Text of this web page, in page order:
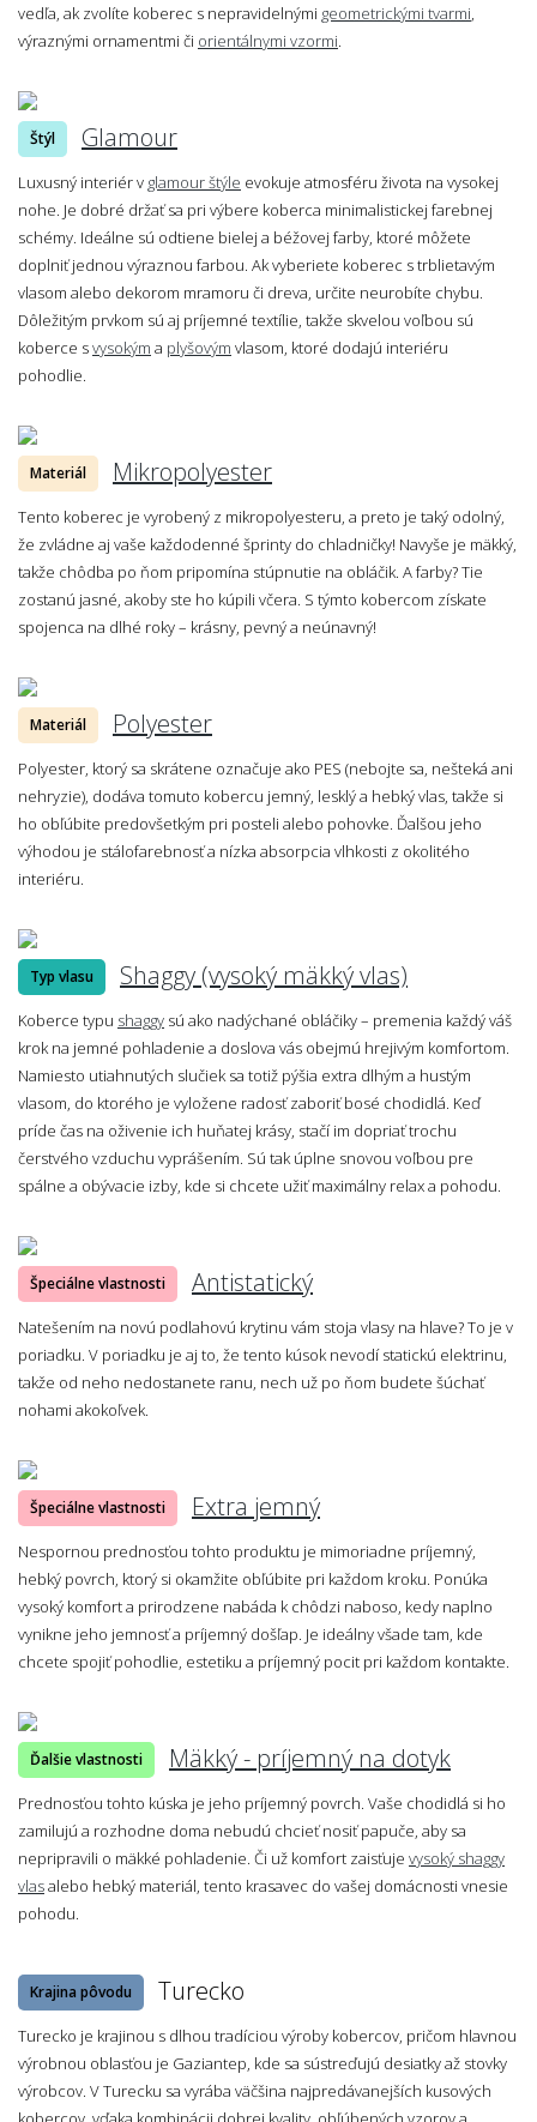
vedľa, ak zvolíte koberec s nepravidelnými geometrickými tvarmi
výraznými ornamentmi či orientálnymi vzormi
Štýl Glamour
Luxusný interiér v glamour štýle evokuje atmosféru života na vysokej
nohe. Je dobré držať sa pri výbere koberca minimalistickej farebnej
schémy. Ideálne sú odtiene bielej a béžovej farby, ktoré môžete
doplniť jednou výraznou farbou. Ak vyberiete koberec s trblietavým
vlasom alebo dekorom mramoru či dreva, určite neurobíte chybu.
Dôležitým prvkom sú aj príjemné textílie, takže skvelou voľbou sú
koberce svysokým a plyšovým vlasom, ktoré dodajú interiéru
pohodlie.
Materiál Mikropolyester
Tento koberec je vyrobený z mikropolyesteru, a preto je taký odolný,
že zvládne aj vaše každodenné šprinty do chladničky! Navyše je mäkký,
takže chôdba po ňom pripomína stúpnutie na obláčik. A farby? Tie
zostanú jasné, akoby ste ho kúpili včera. S týmto kobercom získate
spojenca na dlhé roky – krásny, pevný a neúnavný!
Materiál Polyester
Polyester, ktorý sa skrátene označuje ako PES (nebojte sa, nešteká ani
nehryzie), dodáva tomuto kobercu jemný, lesklý a hebký vlas, takže si
ho obľúbite predovšetkým pri posteli alebo pohovke. Ďalšou jeho
výhodou je stálofarebnosť a nízka absorpcia vlhkosti z okolitého
interiéru.
Typ vlasu Shaggy (vysoký mäkký vlas)
Koberce typu shaggy sú ako nadýchané obláčiky – premenia každý váš
krok na jemné pohladenie a doslova vás obejmú hrejivým komfortom.
Namiesto utiahnutých slučiek sa totiž pýšia extra dlhým a hustým
vlasom, do ktorého je vyložene radosť zaboriť bosé chodidlá. Keď
príde čas na oživenie ich huňatej krásy, stačí im dopriať trochu
čerstvého vzduchu vyprášením. Sú tak úplne snovou voľbou pre
spálne a obývacie izby, kde si chcete užiť maximálny relax a pohodu.
Špeciálne vlastnosti Antistatický
Natešením na novú podlahovú krytinu vám stoja vlasy na hlave? To je v
poriadku. V poriadku je aj to, že tento kúsok nevodí statickú elektrinu,
takže od neho nedostanete ranu, nech už po ňom budete šúchať
nohami akokoľvek.
Špeciálne vlastnosti Extra jemný
Nespornou prednosťou tohto produktu je mimoriadne príjemný,
hebký povrch, ktorý si okamžite obľúbite pri každom kroku. Ponúka
vysoký komfort a prirodzene nabáda k chôdzi naboso, kedy naplno
vynikne jeho jemnosť a príjemný došľap. Je ideálny všade tam, kde
chcete spojiť pohodlie, estetiku a príjemný pocit pri každom kontakte.
Ďalšie vlastnosti Mäkký - príjemný na dotyk
Prednosťou tohto kúska je jeho príjemný povrch. Vaše chodidlá si ho
zamilujú a rozhodne doma nebudú chcieť nosiť papuče, aby sa
nepripravili o mäkké pohladenie. Či už komfort zaisťuje vysoký shaggy
vlasalebo hebký materiál, tento krasavec do vašej domácnosti vnesie
pohodu.
Krajina pôvodu Turecko
Turecko je krajinou s dlhou tradíciou výroby kobercov, pričom hlavnou
výrobnou oblasťou je Gaziantep, kde sa sústreďujú desiatky až stovky
výrobcov. V Turecku sa vyrába väčšina najpredávanejších kusových